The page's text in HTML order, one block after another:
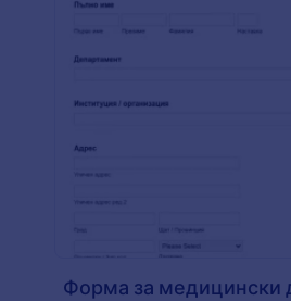
Форма за медицински